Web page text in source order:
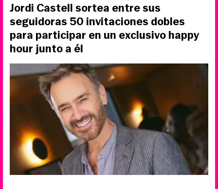
Jordi Castell sortea entre sus
seguidoras 50 invitaciones dobles
para participar en un exclusivo happy
hour junto a él